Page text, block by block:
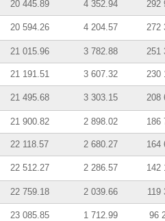
20 445.89 4 352.94 292
20 594.26 4 204.57 272
21 015.96 3 782.88 251
21 191.51 3 607.32 230
21 495.68 3 303.15 208
21 900.82 2 898.02 186
22 118.57 2 680.27 164
22 512.27 2 286.57 142
22 759.18 2 039.66 119
23 085.85 1 712.99 96